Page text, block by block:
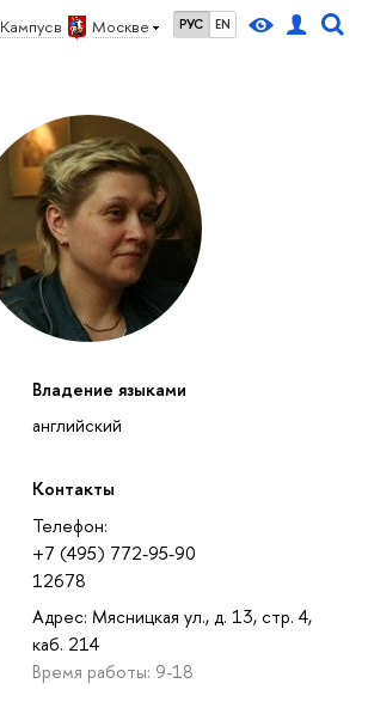
Кампус в Москве РУС EN
Владение языками
английский
Контакты
Телефон:
+7 (495) 772-95-90
12678
Адрес: Мясницкая ул., д. 13, стр. 4,
каб. 214
Время работы: 9-18